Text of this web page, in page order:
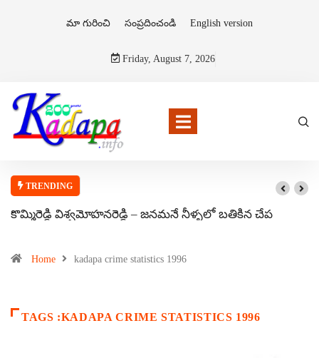
మా గురించి సంప్రదించండి English version
Friday, August 7, 2026
TRENDING
కొమ్మిరెడ్డి విశ్వమోహనరెడ్డి – జనమనే నీళ్ళలో బతికిన చేప
Home kadapa crime statistics 1996
TAGS :KADAPA CRIME STATISTICS 1996